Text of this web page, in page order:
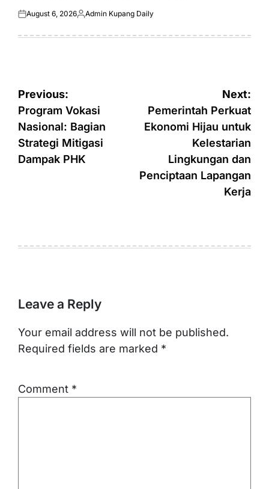
Posted
August 6, 2026Posted
Admin Kupang Daily
Post
navigation
Previous:
Program Vokasi
Nasional: Bagian
Strategi Mitigasi
Dampak PHK
Next:
Pemerintah Perkuat
Ekonomi Hijau untuk
Kelestarian
Lingkungan dan
Penciptaan Lapangan
Kerja
Leave a Reply
Your email address will not be published.
Required fields are marked *
Comment *